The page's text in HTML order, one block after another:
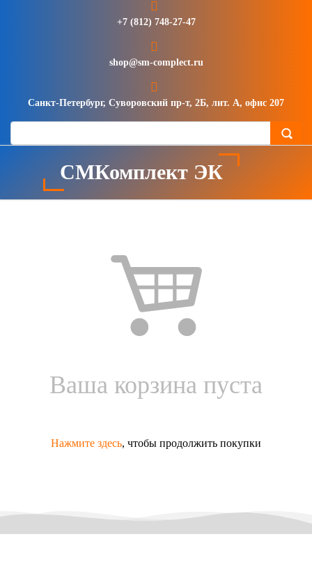
+7 (812) 748-27-47
shop@sm-complect.ru
Санкт-Петербург, Суворовский пр-т, 2Б, лит. А, офис 207
СМКомплект ЭК
Ваша корзина пуста
Нажмите здесь, чтобы продолжить покупки